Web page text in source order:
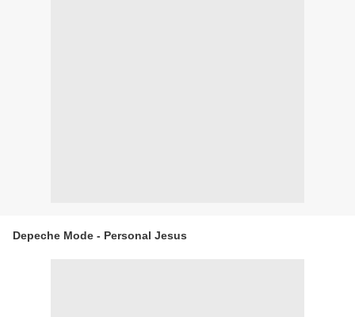
Depeche Mode - Personal Jesus